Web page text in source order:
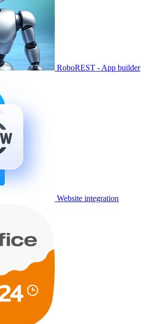
RoboREST - App builder
Website integration